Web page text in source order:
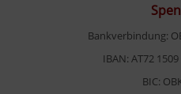
Bankverbindung:
IBAN: AT72
BIC: